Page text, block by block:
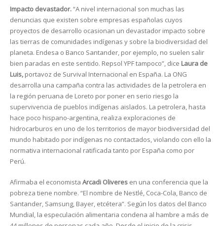
Impacto devastador.“A nivel internacional son muchas las
denuncias que existen sobre empresas españolas cuyos
proyectos de desarrollo ocasionan un devastador impacto sobre
las tierras de comunidades indígenas y sobre la biodiversidad del
planeta. Endesa o Banco Santander, por ejemplo, no suelen salir
bien paradas en este sentido. Repsol YPF tampoco”, dice Laura de
Luis, portavoz de Survival Internacional en España. La ONG
desarrolla una campaña contra las actividades de la petrolera en
la región peruana de Loreto por poner en serio riesgo la
supervivencia de pueblos indígenas aislados. La petrolera, hasta
hace poco hispano-argentina, realiza exploraciones de
hidrocarburos en uno de los territorios de mayor biodiversidad del
mundo habitado por indígenas no contactados, violando con ello la
normativa internacional ratificada tanto por España como por
Perú.
Afirmaba el economista Arcadi Oliveres en una conferencia que la
pobreza tiene nombre. “El nombre de Nestlé, Coca-Cola, Banco de
Santander, Samsung, Bayer, etcétera”. Según los datos del Banco
Mundial, la especulación alimentaria condena al hambre a más de